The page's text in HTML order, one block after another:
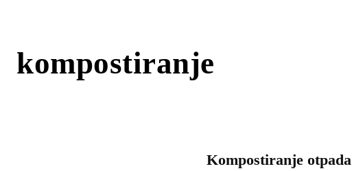
kompostiranje
Kompostiranje otpada